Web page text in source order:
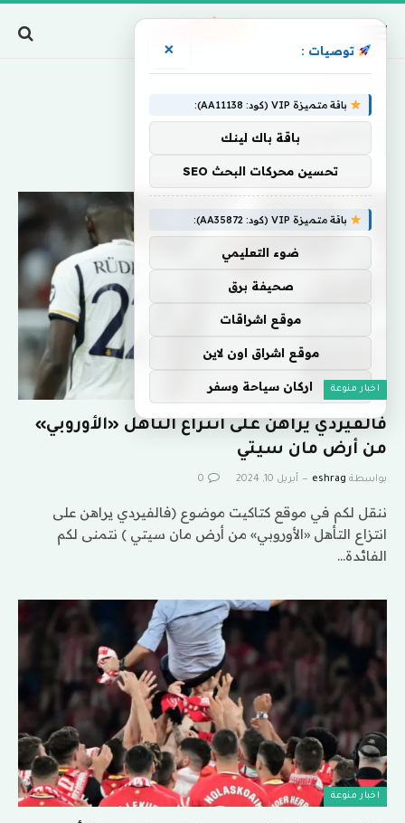
اخبار منوعة
فالفيردي يراهن على انتزاع التأهل «الأوروبي»
من أرض مان سيتي
بواسطة eshrag أبريل 10, 2024 0
ننقل لكم في موقع كتاكيت موضوع (فالفيردي يراهن على
انتزاع التأهل «الأوروبي» من أرض مان سيتي ) نتمنى لكم
الفائدة…
اخبار منوعة
توصيات : ×
باقة متميزة VIP (كود: AA11138):
باقة باك لينك
تحسين محركات البحث SEO
باقة متميزة VIP (كود: AA35872):
ضوء التعليمي
صحيفة برق
موقع اشراقات
موقع اشراق اون لاين
اركان سياحة وسفر